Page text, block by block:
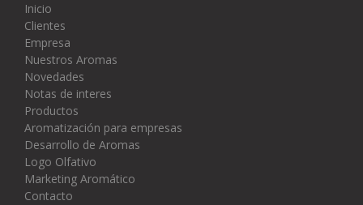
Inicio
Clientes
Empresa
Nuestros Aromas
Novedades
Notas de interes
Productos
Aromatización para empresas
Desarrollo de Aromas
Logo Olfativo
Marketing Aromático
Contacto